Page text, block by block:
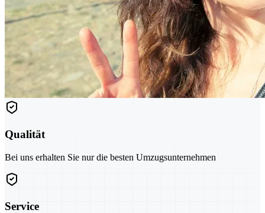
Qualität
Bei uns erhalten Sie nur die besten Umzugsunternehmen
Service